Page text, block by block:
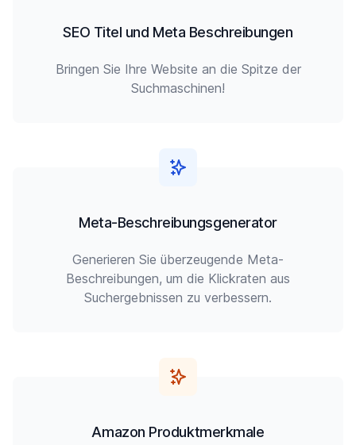
SEO Titel und Meta Beschreibungen
Bringen Sie Ihre Website an die Spitze der
Suchmaschinen!
Meta-Beschreibungsgenerator
Generieren Sie überzeugende Meta-
Beschreibungen, um die Klickraten aus
Suchergebnissen zu verbessern.
Amazon Produktmerkmale